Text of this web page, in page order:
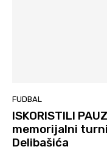
FUDBAL
ISKORISTILI
memorijalni
Delibašića